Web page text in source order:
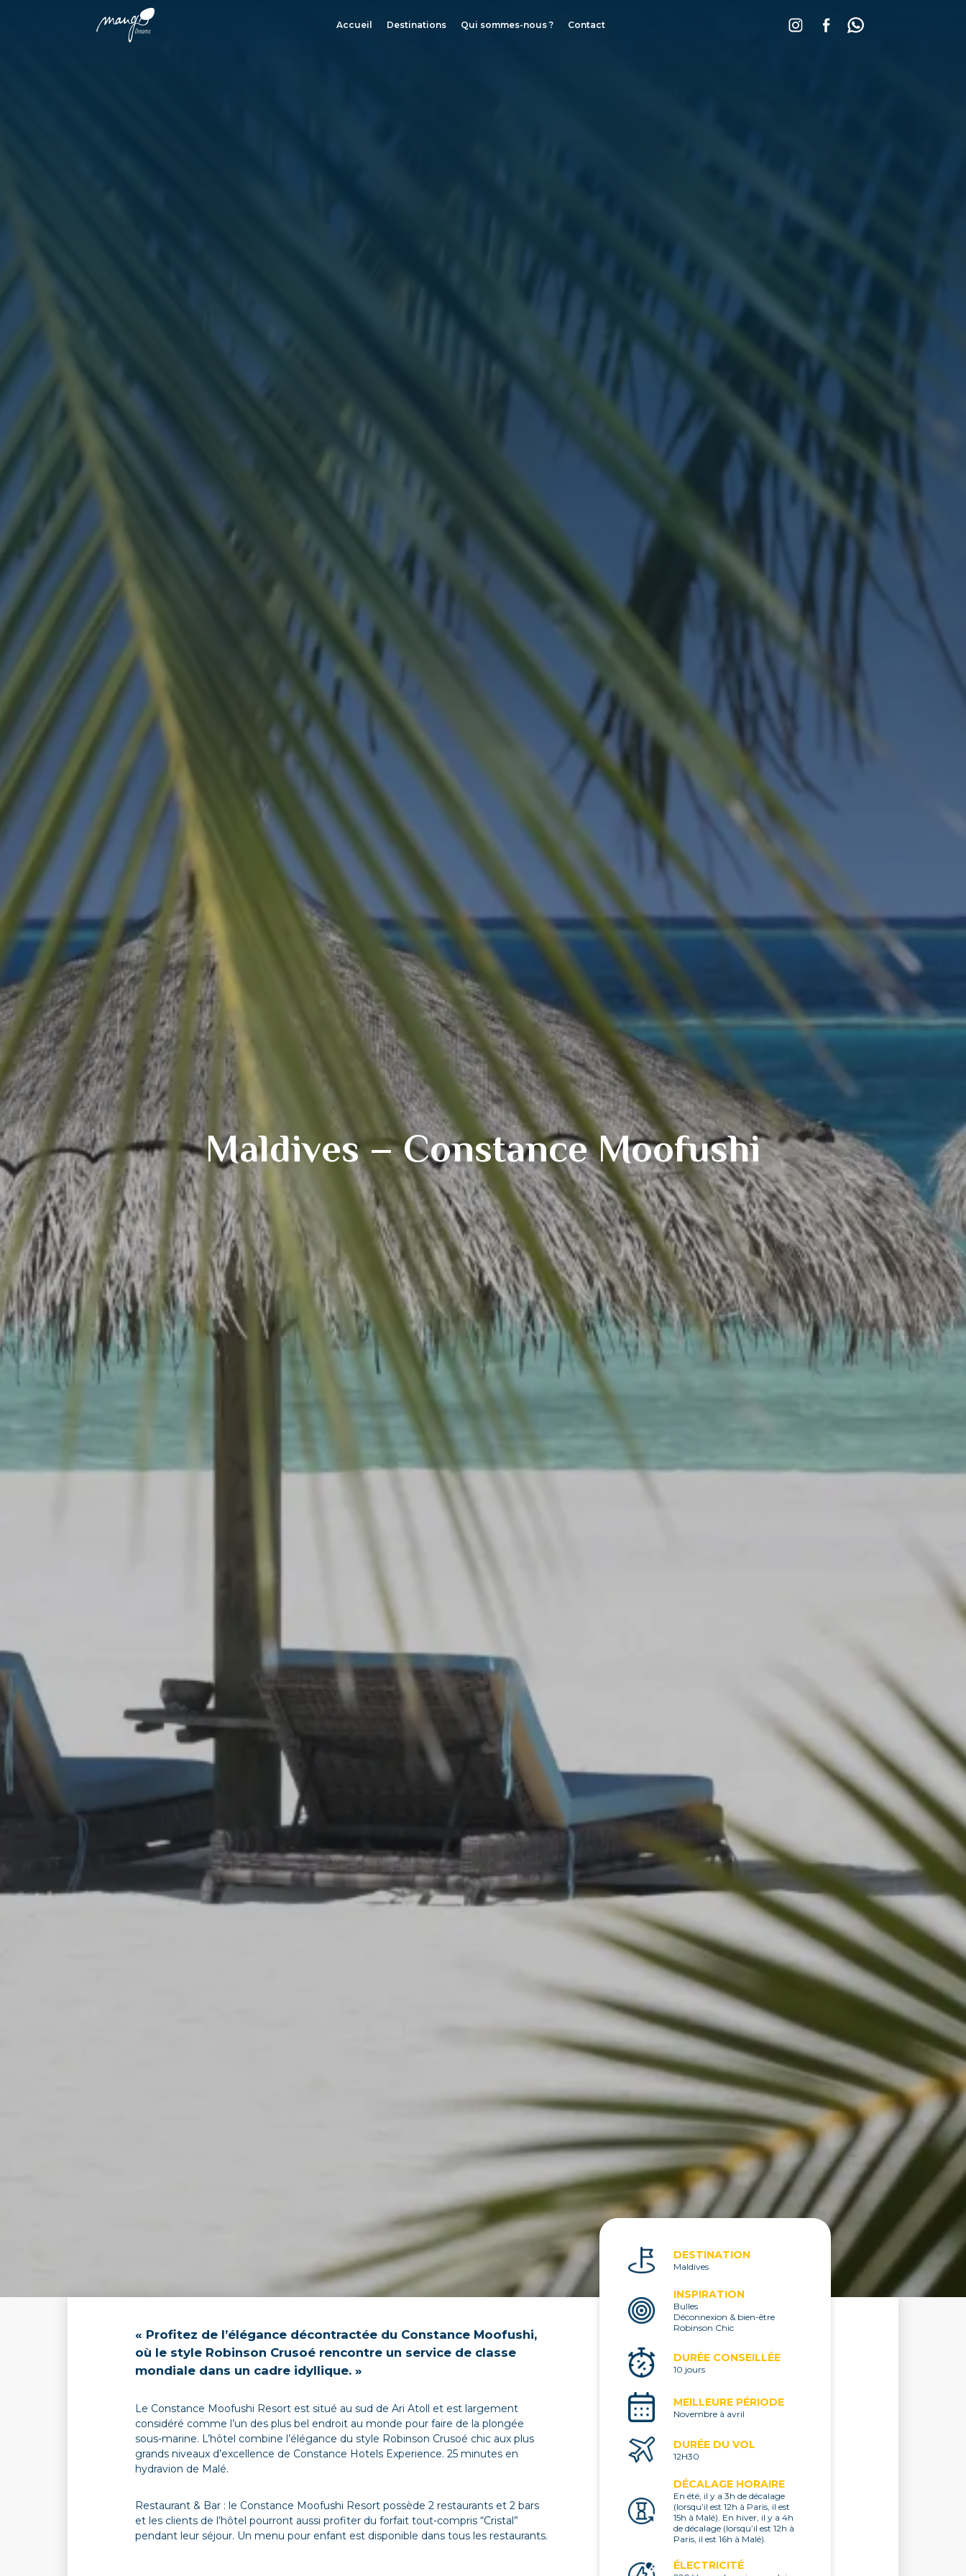
Accueil Destinations Qui sommes-nous ? Contact
Maldives – Constance Moofushi
« Profitez de l’élégance décontractée du Constance Moofushi,
où le style Robinson Crusoé rencontre un service de classe
mondiale dans un cadre idyllique. »
Le Constance Moofushi Resort est situé au sud de Ari Atoll et est largement
considéré comme l’un des plus bel endroit au monde pour faire de la plongée
sous-marine. L’hôtel combine l’élégance du style Robinson Crusoé chic aux plus
grands niveaux d’excellence de Constance Hotels Experience. 25 minutes en
hydravion de Malé.
Restaurant & Bar : le Constance Moofushi Resort possède 2 restaurants et 2 bars
et les clients de l’hôtel pourront aussi profiter du forfait tout-compris “Cristal”
pendant leur séjour. Un menu pour enfant est disponible dans tous les restaurants.
DESTINATION
Maldives
INSPIRATION
Bulles
Déconnexion & bien-être
Robinson Chic
DURÉE CONSEILLÉE
10 jours
MEILLEURE PÉRIODE
Novembre à avril
DURÉE DU VOL
12H30
DÉCALAGE HORAIRE
En été, il y a 3h de décalage
(lorsqu’il est 12h à Paris, il est
15h à Malé). En hiver, il y a 4h
de décalage (lorsqu’il est 12h à
Paris, il est 16h à Malé).
ÉLECTRICITÉ